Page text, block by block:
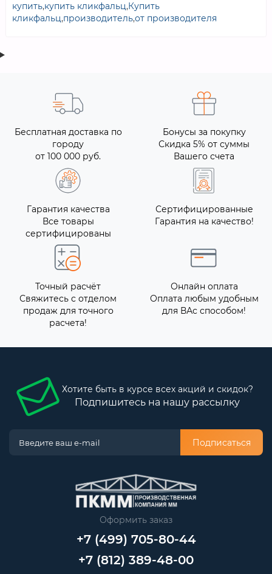
купить,купить кликфальц,Купить
кликфальц,производитель,от производителя
Бесплатная доставка по
городу
от 100 000 руб.
Бонусы за покупку
Скидка 5% от суммы
Вашего счета
Гарантия качества
Все товары
сертифицированы
Сертифицированные
Гарантия на качество!
Точный расчёт
Свяжитесь с отделом
продаж для точного
расчета!
Онлайн оплата
Оплата любым удобным
для ВАс способом!
Хотите быть в курсе всех акций и скидок?
Подпишитесь на нашу рассылку
Подписаться
Оформить заказ
+7 (499) 705-80-44
+7 (812) 389-48-00